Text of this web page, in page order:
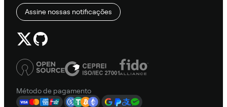
Assine nossas notificações
Método de pagamento